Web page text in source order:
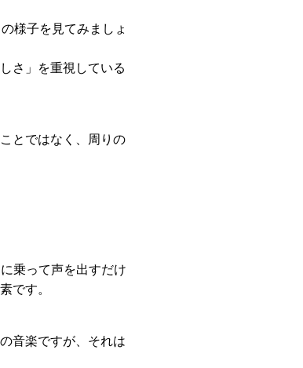
様子を見てみましょ
さ」を重視している
とではなく、周りの
乗って声を出すだけ
です。
音楽ですが、それは